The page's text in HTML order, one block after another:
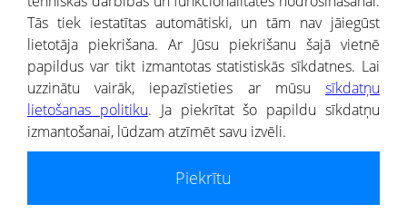
Uzņēmumu atlase
Monitorings
Kredītizziņa par ārvalstu uzņēmumiem
® CREDITREFORM Latvija
SIA
Portāla ietvaros saņemtajai informācijai ir uzziņas raksturs, un tai nav
Tās tiek iestatītas automātiski, un tām nav jāiegūst
lietotāja piekrišana. Ar Jūsu piekrišanu šajā vietnē
papildus var tikt izmantotas statistiskās sīkdatnes. Lai
uzzinātu vairāk, iepazīstieties ar mūsu sīkdatņu
lietošanas politiku. Ja piekrītat šo papildu sīkdatņu
izmantošanai, lūdzam atzīmēt savu izvēli.
Piekrītu